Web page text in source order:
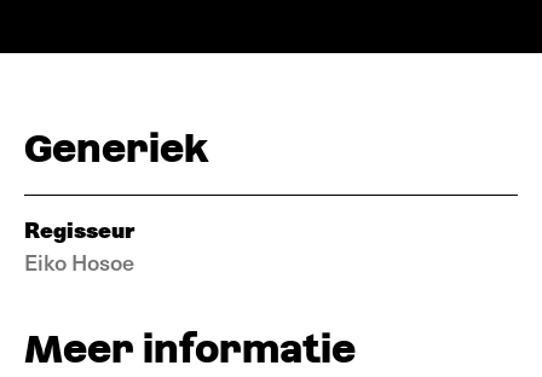
Generiek
Regisseur
Eiko Hosoe
Meer informatie